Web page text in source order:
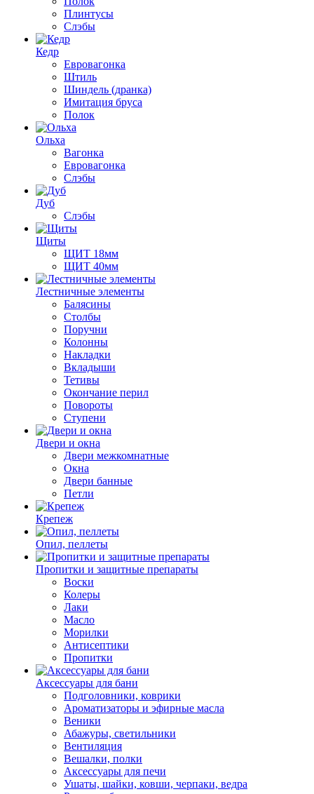
Плинтусы
Слэбы
Кедр
Евровагонка
Штиль
Шиндель (дранка)
Имитация бруса
Полок
Ольха
Вагонка
Евровагонка
Слэбы
Дуб
Слэбы
Щиты
ЩИТ 18мм
ЩИТ 40мм
Лестничные элементы
Балясины
Столбы
Поручни
Колонны
Накладки
Вкладыши
Тетивы
Окончание перил
Повороты
Ступени
Двери и окна
Двери межкомнатные
Окна
Двери банные
Петли
Крепеж
Опил, пеллеты
Пропитки и защитные препараты
Воски
Колеры
Лаки
Масло
Морилки
Антисептики
Пропитки
Аксессуары для бани
Подголовники, коврики
Ароматизаторы и эфирные масла
Веники
Абажуры, светильники
Вентиляция
Вешалки, полки
Аксессуары для печи
Ушаты, шайки, ковши, черпаки, ведра